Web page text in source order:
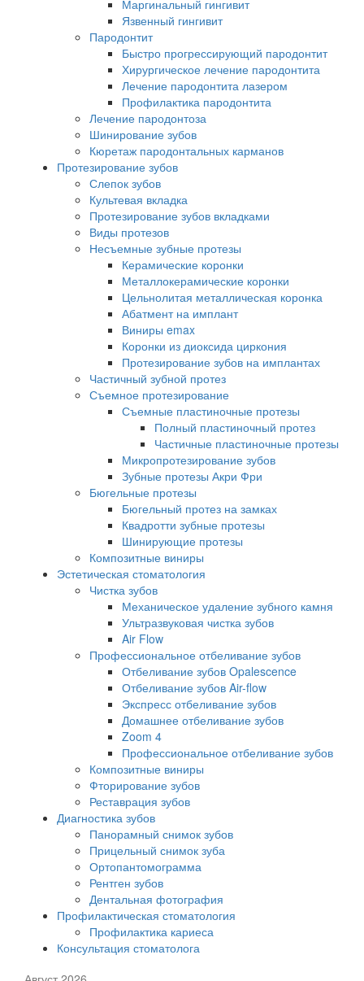
Маргинальный гингивит
Язвенный гингивит
Пародонтит
Быстро прогрессирующий пародонтит
Хирургическое лечение пародонтита
Лечение пародонтита лазером
Профилактика пародонтита
Лечение пародонтоза
Шинирование зубов
Кюретаж пародонтальных карманов
Протезирование зубов
Слепок зубов
Культевая вкладка
Протезирование зубов вкладками
Виды протезов
Несъемные зубные протезы
Керамические коронки
Металлокерамические коронки
Цельнолитая металлическая коронка
Абатмент на имплант
Виниры emax
Коронки из диоксида циркония
Протезирование зубов на имплантах
Частичный зубной протез
Съемное протезирование
Съемные пластиночные протезы
Полный пластиночный протез
Частичные пластиночные протезы
Микропротезирование зубов
Зубные протезы Акри Фри
Бюгельные протезы
Бюгельный протез на замках
Квадротти зубные протезы
Шинирующие протезы
Композитные виниры
Эстетическая стоматология
Чистка зубов
Механическое удаление зубного камня
Ультразвуковая чистка зубов
Air Flow
Профессиональное отбеливание зубов
Отбеливание зубов Opalescence
Отбеливание зубов Air-flow
Экспресс отбеливание зубов
Домашнее отбеливание зубов
Zoom 4
Профессиональное отбеливание зубов
Композитные виниры
Фторирование зубов
Реставрация зубов
Диагностика зубов
Панорамный снимок зубов
Прицельный снимок зуба
Ортопантомограмма
Рентген зубов
Дентальная фотография
Профилактическая стоматология
Профилактика кариеса
Консультация стоматолога